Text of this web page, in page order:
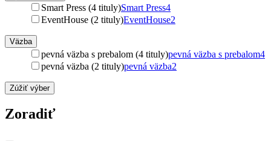
Smart Press (4 tituly)Smart Press4
EventHouse (2 tituly)EventHouse2
Väzba
pevná väzba s prebalom (4 tituly)pevná väzba s prebalom4
pevná väzba (2 tituly)pevná väzba2
Zúžiť výber
Zoradiť